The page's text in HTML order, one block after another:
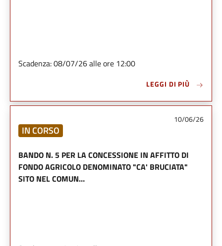
Scadenza: 08/07/26 alle ore 12:00
LEGGI DI PIÙ
10/06/26
IN CORSO
BANDO N. 5 PER LA CONCESSIONE IN AFFITTO DI
FONDO AGRICOLO DENOMINATO "CA' BRUCIATA"
SITO NEL COMUN…